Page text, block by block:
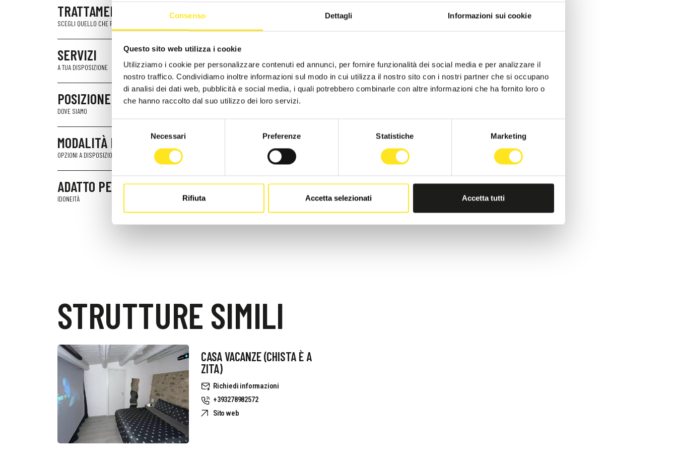
Consenso Dettagli Informazioni sui cookie
Questo sito web utilizza i cookie
Utilizziamo i cookie per personalizzare contenuti ed annunci, per fornire funzionalità dei social media e per analizzare il
nostro traffico. Condividiamo inoltre informazioni sul modo in cui utilizza il nostro sito con i nostri partner che si occupano
di analisi dei dati web, pubblicità e social media, i quali potrebbero combinarle con altre informazioni che ha fornito loro o
che hanno raccolto dal suo utilizzo dei loro servizi.
del
consenso
Necessari Preferenze Statistiche Marketing
Rifiuta Accetta selezionati Accetta tutti
TRATTAMENTI
SCEGLI QUELLO CHE FA PER TE
SERVIZI
A TUA DISPOSIZIONE
POSIZIONE
DOVE SIAMO
MODALITÀ DI PAGAMENTO
OPZIONI A DISPOSIZIONE
ADATTO PER
IDONEITÀ
STRUTTURE SIMILI
CASA VACANZE (CHISTA È A
ZITA)
Richiedi informazioni
+393278982572
Sito web